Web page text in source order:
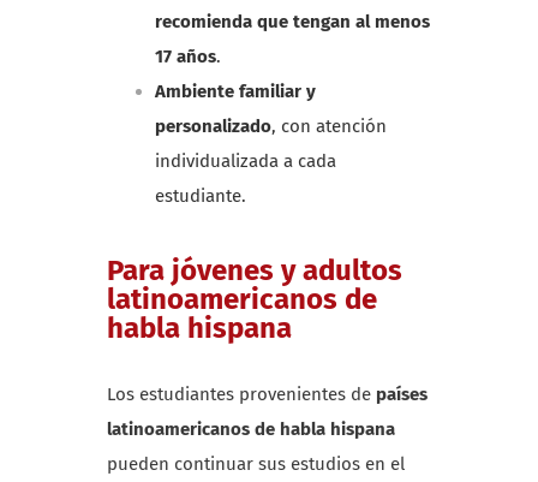
recomienda que tengan al menos
17 años.
Ambiente familiar y
personalizado, con atención
individualizada a cada
estudiante.
Para jóvenes y adultos
latinoamericanos de
habla hispana
Los estudiantes provenientes de países
latinoamericanos de habla hispana
pueden continuar sus estudios en el